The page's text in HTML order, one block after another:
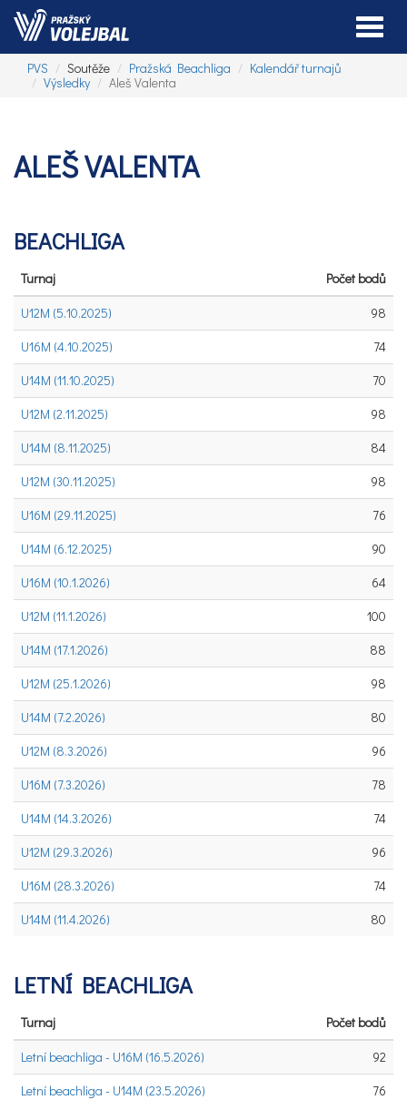
PVS Soutěže Pražská Beachliga
Kalendář turnajů
Výsledky
Aleš Valenta
ALEŠ VALENTA
BEACHLIGA
Turnaj
Počet bodů
U12M (5.10.2025)
98
U16M (4.10.2025)
74
U14M (11.10.2025)
70
U12M (2.11.2025)
98
U14M (8.11.2025)
84
U12M (30.11.2025)
98
U16M (29.11.2025)
76
U14M (6.12.2025)
90
U16M (10.1.2026)
64
U12M (11.1.2026)
100
U14M (17.1.2026)
88
U12M (25.1.2026)
98
U14M (7.2.2026)
80
U12M (8.3.2026)
96
U16M (7.3.2026)
78
U14M (14.3.2026)
74
U12M (29.3.2026)
96
U16M (28.3.2026)
74
U14M (11.4.2026)
80
LETNÍ BEACHLIGA
Turnaj
Počet bodů
Letní beachliga - U16M (16.5.2026)
92
Letní beachliga - U14M (23.5.2026)
76